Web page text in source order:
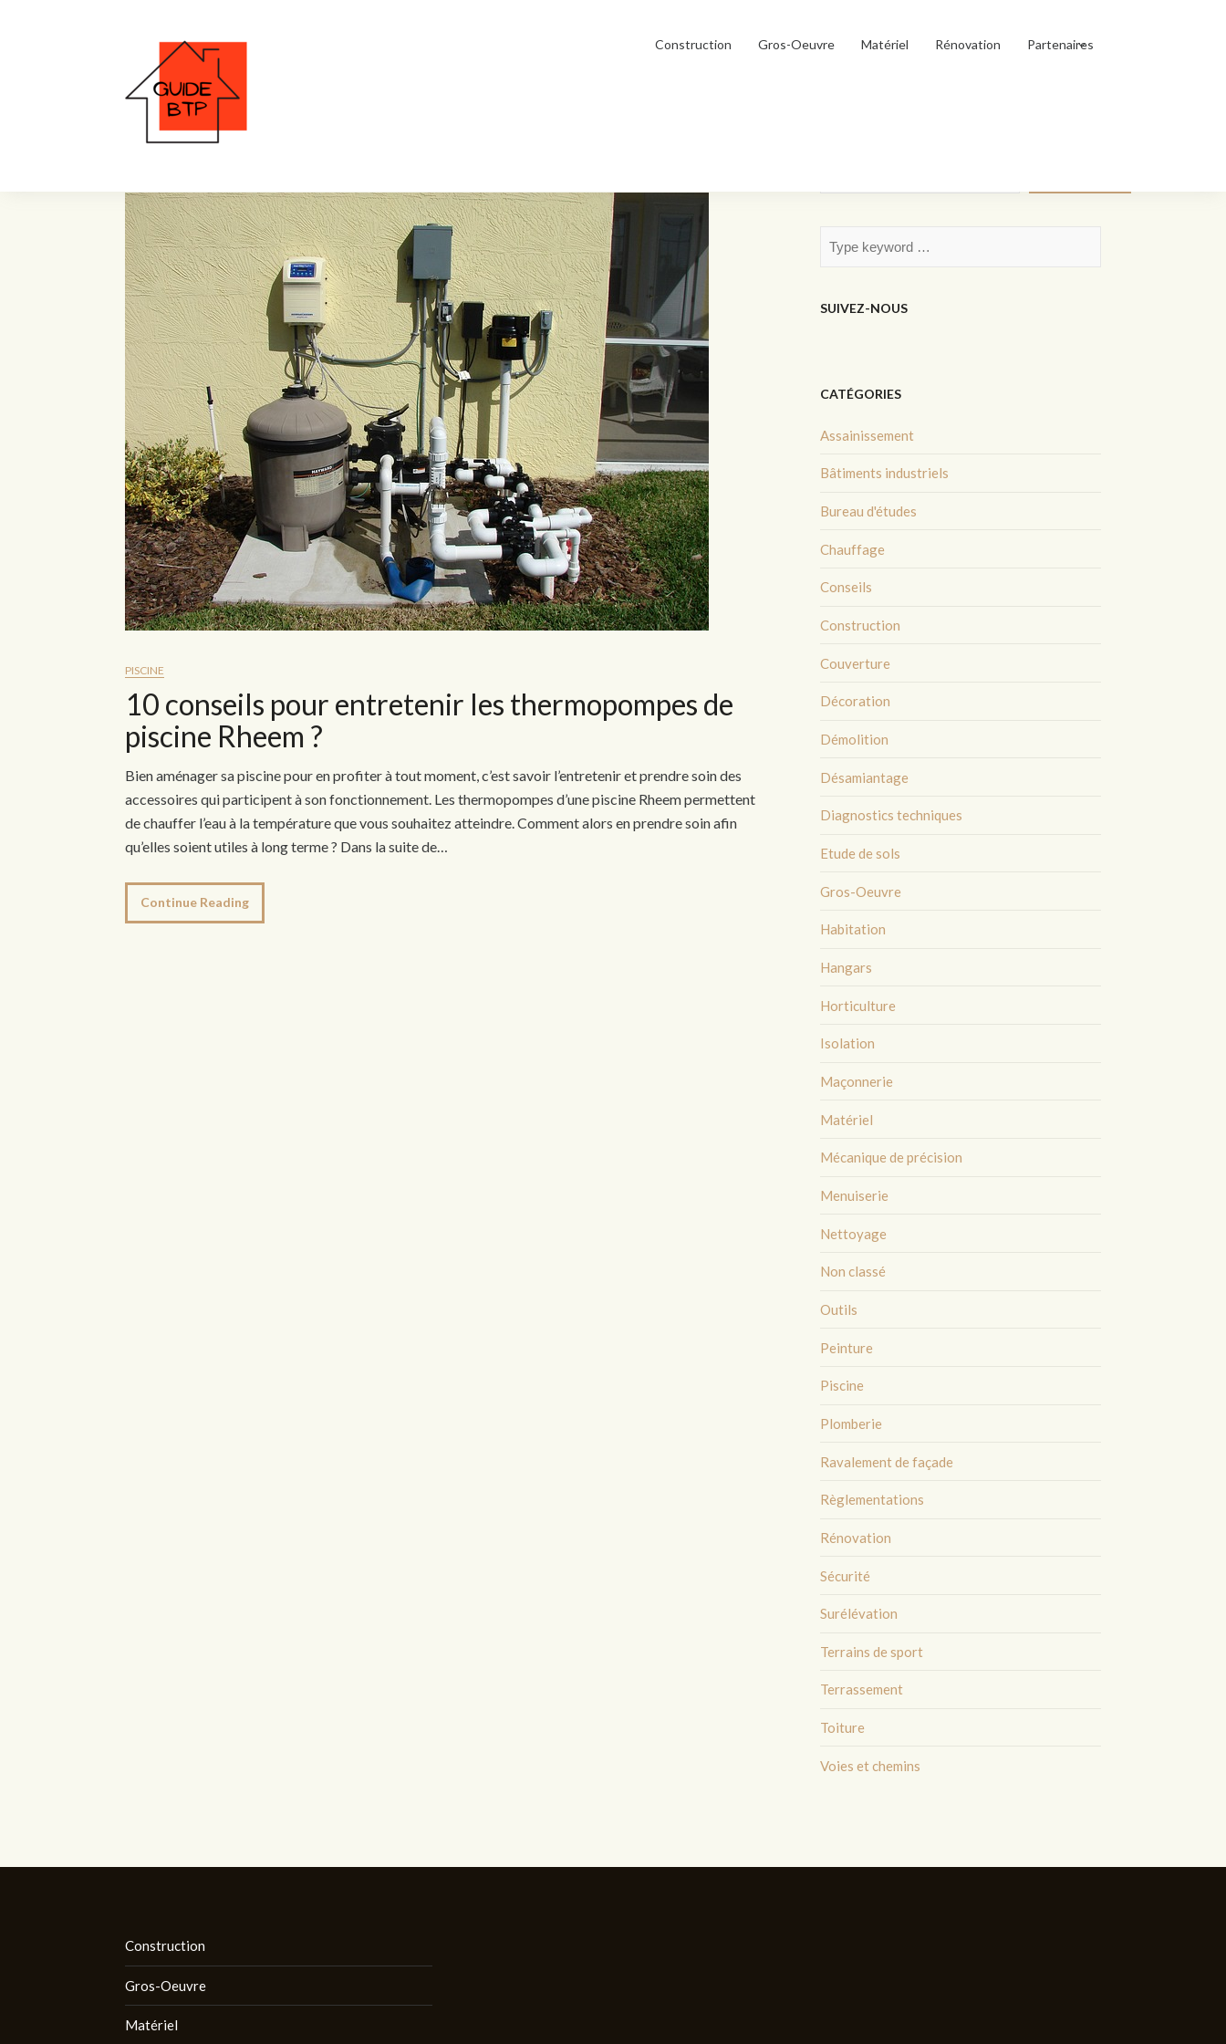
Construction Gros-Oeuvre Matériel Rénovation Partenaires
Problème de surchauffage
PISCINE
10 conseils pour entretenir les thermopompes de
piscine Rheem ?
Bien aménager sa piscine pour en profiter à tout moment, c’est savoir l’entretenir et prendre soin des
accessoires qui participent à son fonctionnement. Les thermopompes d’une piscine Rheem permettent
de chauffer l’eau à la température que vous souhaitez atteindre. Comment alors en prendre soin afin
qu’elles soient utiles à long terme ? Dans la suite de…
Continue Reading
SUIVEZ-NOUS
CATÉGORIES
Assainissement
Bâtiments industriels
Bureau d'études
Chauffage
Conseils
Construction
Couverture
Décoration
Démolition
Désamiantage
Diagnostics techniques
Etude de sols
Gros-Oeuvre
Habitation
Hangars
Horticulture
Isolation
Maçonnerie
Matériel
Mécanique de précision
Menuiserie
Nettoyage
Non classé
Outils
Peinture
Piscine
Plomberie
Ravalement de façade
Règlementations
Rénovation
Sécurité
Surélévation
Terrains de sport
Terrassement
Toiture
Voies et chemins
Construction
Gros-Oeuvre
Matériel